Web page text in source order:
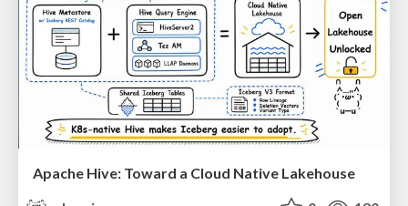
Apache Hive: Toward a Cloud Native Lakehouse